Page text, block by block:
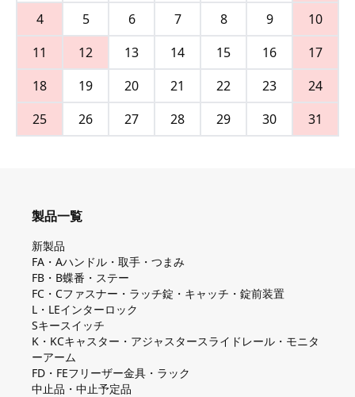
4
5 6 7 8 9
10
11
12 13 14 15 16
17
18
19 20 21 22 23
24
25
26 27 28 29 30 31
製品一覧
新製品
FA・Aハンドル・取手・つまみ
FB・B蝶番・ステー
FC・Cファスナー・ラッチ錠・キャッチ・錠前装置
L・LEインターロック
Sキースイッチ
K・KCキャスター・アジャスタースライドレール・モニタ
ーアーム
FD・FEフリーザー金具・ラック
中止品・中止予定品